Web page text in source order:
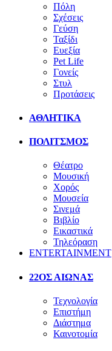
Πόλη
Σχέσεις
Γεύση
Ταξίδι
Ευεξία
Pet Life
Γονείς
Στυλ
Προτάσεις
ΑΘΛΗΤΙΚΑ
ΠΟΛΙΤΣΜΟΣ
Θέατρο
Μουσική
Χορός
Μουσεία
Σινεμά
Βιβλίο
Εικαστικά
Τηλεόραση
ENTERTAINMENT
22ΟΣ ΑΙΩΝΑΣ
Τεχνολογία
Επιστήμη
Διάστημα
Καινοτομία